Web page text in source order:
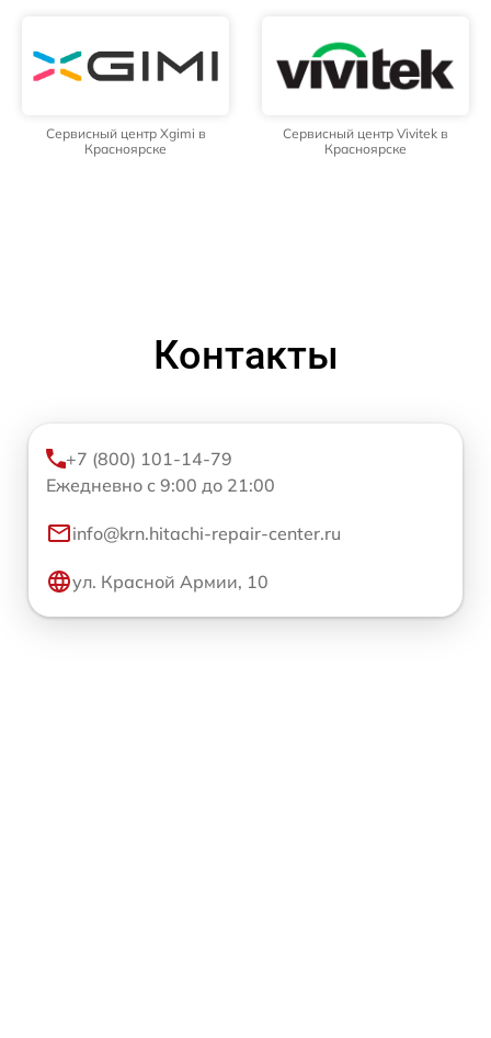
Сервисный центр Xgimi в
Красноярске
Сервисный центр Vivitek в
Красноярске
Контакты
+7 (800) 101-14-79
Ежедневно с 9:00 до 21:00
info@krn.hitachi-repair-center.ru
ул. Красной Армии, 10